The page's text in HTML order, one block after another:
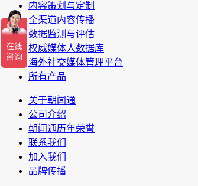
内容策划与定制
全渠道内容传播
数据监测与评估
权威媒体人数据库
海外社交媒体管理平台
所有产品
关于朝闻通
公司介绍
朝闻通历年荣誉
联系我们
加入我们
品牌传播